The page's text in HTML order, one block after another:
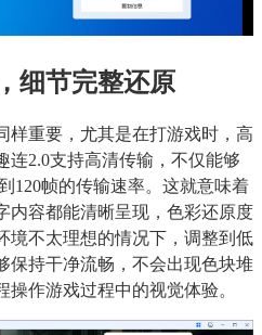
细节完整还原
样重要，尤其是在打游戏时，高
连2.0支持高清传输，不仅能够
120帧的传输速率。这就意味着
内容都能清晰呈现，色彩还原度
境不太理想的情况下，调整到低
保持干净流畅，不会出现色块堆
作游戏过程中的视觉体验。